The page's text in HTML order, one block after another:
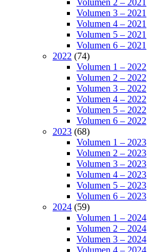
Volumen 2 – 2021
Volumen 3 – 2021
Volumen 4 – 2021
Volumen 5 – 2021
Volumen 6 – 2021
2022 (74)
Volumen 1 – 2022
Volumen 2 – 2022
Volumen 3 – 2022
Volumen 4 – 2022
Volumen 5 – 2022
Volumen 6 – 2022
2023 (68)
Volumen 1 – 2023
Volumen 2 – 2023
Volumen 3 – 2023
Volumen 4 – 2023
Volumen 5 – 2023
Volumen 6 – 2023
2024 (59)
Volumen 1 – 2024
Volumen 2 – 2024
Volumen 3 – 2024
Volumen 4 – 2024